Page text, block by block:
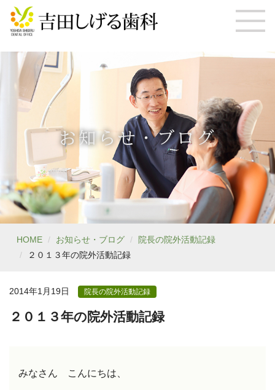
お知らせ・ブログ
HOME お知らせ・ブログ
院長の院外活動記録
２０１３年の院外活動記録
2014年1月19日 院長の院外活動記録
２０１３年の院外活動記録
みなさん こんにちは、